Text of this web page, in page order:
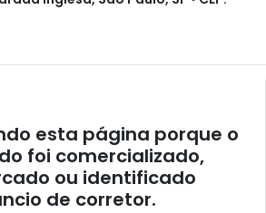
esta página porque o
foi comercializado,
ou identificado
de corretor.